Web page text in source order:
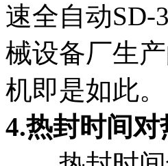
速全自动SD-
械设备厂生
机即是如此。
4.热封时间